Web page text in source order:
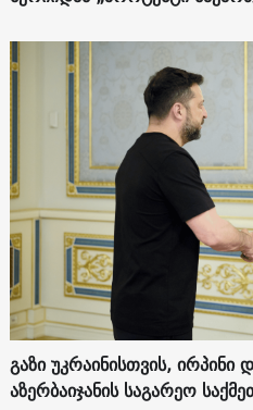
გაზი უკრაინისთვის,
აზერბაიჯანის საგარეო